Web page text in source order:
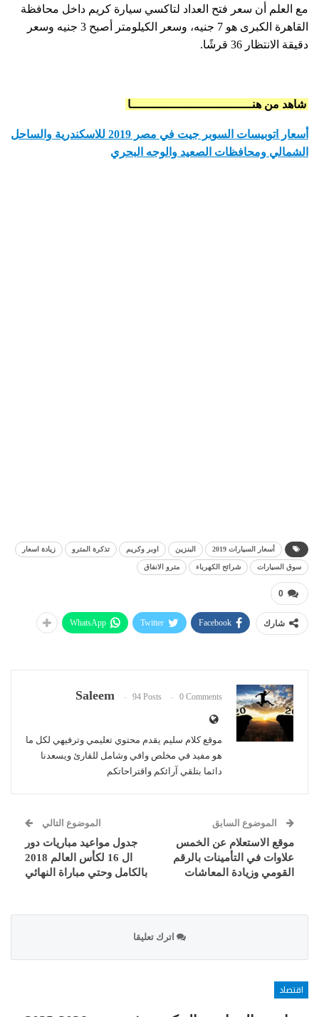
مع العلم أن سعر فتح العداد لتاكسي سيارة كريم داخل محافظة
القاهرة الكبرى هو 7 جنيه، وسعر الكيلومتر أصبح 3 جنيه وسعر
دقيقة الانتظار 36 قرشًا.
شاهد من هنــــــــــــــــــــــــــــــــــا
أسعار اتوبيسات السوبر جيت في مصر 2019 للاسكندرية والساحل
الشمالي ومحافظات الصعيد والوجه البحري
أسعار السيارات 2019 البنزين اوبر وكريم تذكرة المترو زيادة اسعار
سوق السيارات شرائح الكهرباء مترو الانفاق
0
شارك Facebook
Twitter
WhatsApp
Saleem 94 Posts 0 Comments
موقع كلام سليم يقدم محتوي تعليمي وترفيهي لكل ما
هو مفيد في مخلص وافي وشامل للقارئ ويسعدنا
دائما بتلقي آرائكم واقتراحاتكم
الموضوع السابق
موقع الاستعلام عن الخمس
علاوات في التأمينات بالرقم
القومي وزيادة المعاشات
الموضوع التالي
جدول مواعيد مباريات دور
ال 16 لكأس العالم 2018
بالكامل وحتي مباراة النهائي
اترك تعليقا
اقتصاد